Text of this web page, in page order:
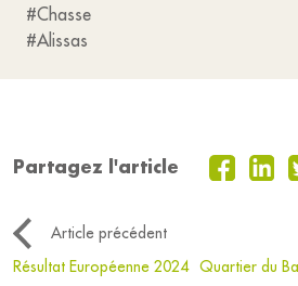
#Chasse
#Alissas
Partagez l'article
Article précédent
Résultat Européenne 2024 Quartier du